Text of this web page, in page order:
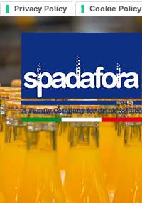
Privacy Policy Cookie Policy